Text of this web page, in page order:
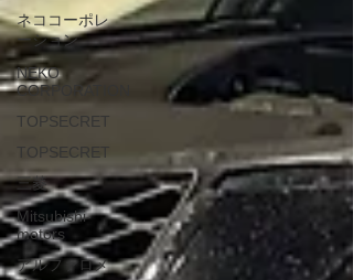
ネココーポレ
ーション
NEKO
CORPORATION
TOPSECRET
TOPSECRET
三菱
Mitsubishi-
motors
アルファロメ